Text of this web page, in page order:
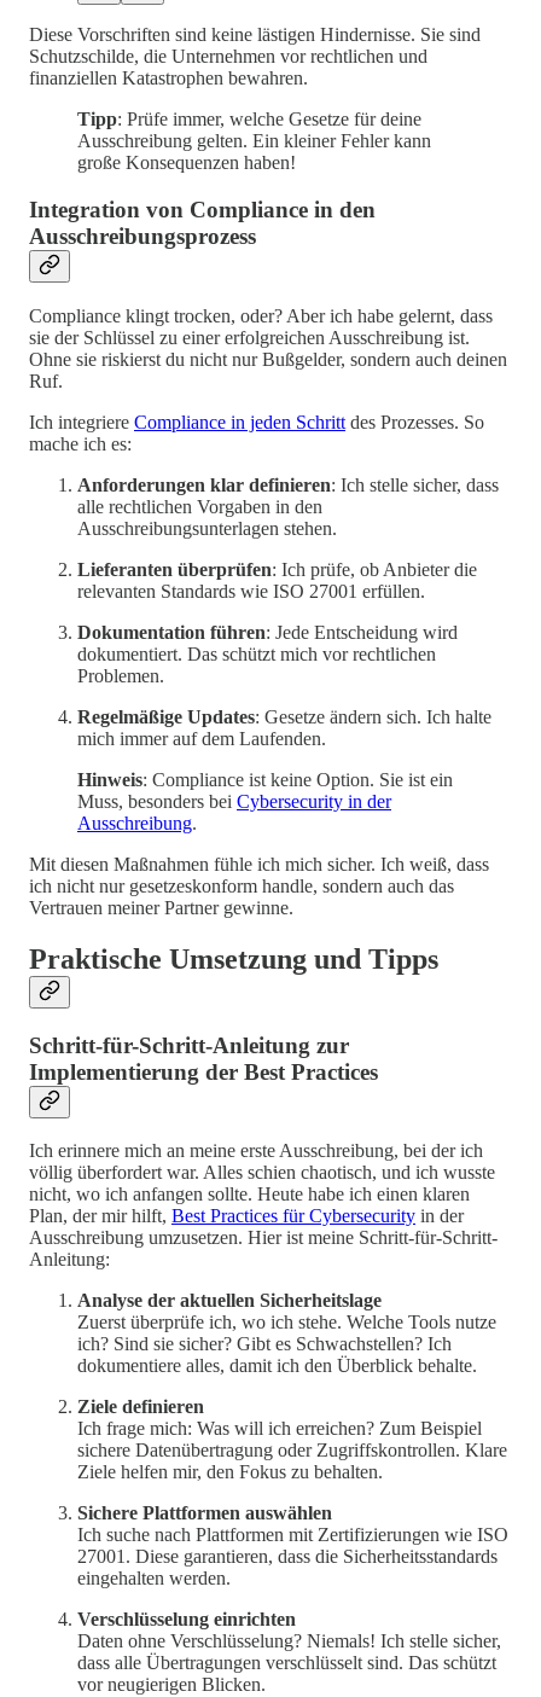
Diese Vorschriften sind keine lästigen Hindernisse. Sie sind
Schutzschilde, die Unternehmen vor rechtlichen und
finanziellen Katastrophen bewahren.
Tipp: Prüfe immer, welche Gesetze für deine
Ausschreibung gelten. Ein kleiner Fehler kann
große Konsequenzen haben!
Integration von Compliance in den
Ausschreibungsprozess
Compliance klingt trocken, oder? Aber ich habe gelernt, dass
sie der Schlüssel zu einer erfolgreichen Ausschreibung ist.
Ohne sie riskierst du nicht nur Bußgelder, sondern auch deinen
Ruf.
Ich integriere Compliance in jeden Schritt des Prozesses. So
mache ich es:
Anforderungen klar definieren: Ich stelle sicher, dass
alle rechtlichen Vorgaben in den
Ausschreibungsunterlagen stehen.
Lieferanten überprüfen: Ich prüfe, ob Anbieter die
relevanten Standards wie ISO 27001 erfüllen.
Dokumentation führen: Jede Entscheidung wird
dokumentiert. Das schützt mich vor rechtlichen
Problemen.
Regelmäßige Updates: Gesetze ändern sich. Ich halte
mich immer auf dem Laufenden.
Hinweis: Compliance ist keine Option. Sie ist ein
Muss, besonders bei Cybersecurity in der
Ausschreibung.
Mit diesen Maßnahmen fühle ich mich sicher. Ich weiß, dass
ich nicht nur gesetzeskonform handle, sondern auch das
Vertrauen meiner Partner gewinne.
Praktische Umsetzung und Tipps
Schritt-für-Schritt-Anleitung zur
Implementierung der Best Practices
Ich erinnere mich an meine erste Ausschreibung, bei der ich
völlig überfordert war. Alles schien chaotisch, und ich wusste
nicht, wo ich anfangen sollte. Heute habe ich einen klaren
Plan, der mir hilft, Best Practices für Cybersecurity in der
Ausschreibung umzusetzen. Hier ist meine Schritt-für-Schritt-
Anleitung:
Analyse der aktuellen Sicherheitslage
Zuerst überprüfe ich, wo ich stehe. Welche Tools nutze
ich? Sind sie sicher? Gibt es Schwachstellen? Ich
dokumentiere alles, damit ich den Überblick behalte.
Ziele definieren
Ich frage mich: Was will ich erreichen? Zum Beispiel
sichere Datenübertragung oder Zugriffskontrollen. Klare
Ziele helfen mir, den Fokus zu behalten.
Sichere Plattformen auswählen
Ich suche nach Plattformen mit Zertifizierungen wie ISO
27001. Diese garantieren, dass die Sicherheitsstandards
eingehalten werden.
Verschlüsselung einrichten
Daten ohne Verschlüsselung? Niemals! Ich stelle sicher,
dass alle Übertragungen verschlüsselt sind. Das schützt
vor neugierigen Blicken.